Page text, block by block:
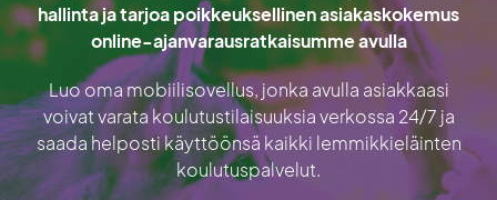
hallinta ja tarjoa poikkeuksellinen asiakaskokemus
online-ajanvarausratkaisumme avulla
Luo oma mobiilisovellus, jonka avulla asiakkaasi
voivat varata koulutustilaisuuksia verkossa 24/7 ja
saada helposti käyttöönsä kaikki lemmikkieläinten
koulutuspalvelut.